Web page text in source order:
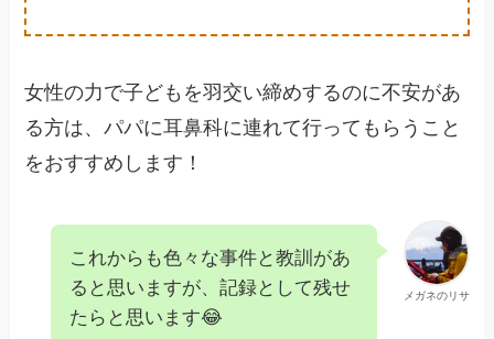
女性の力で子どもを羽交い締めするのに不安があ
る方は、パパに耳鼻科に連れて行ってもらうこと
をおすすめします！
メガネのリサ
これからも色々な事件と教訓があ
ると思いますが、記録として残せ
たらと思います😂